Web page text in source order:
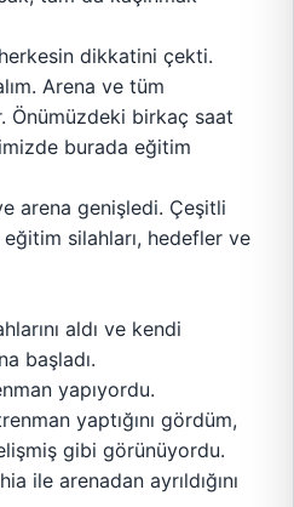
dikkatini çekti.
Arena ve tüm
Önümüzdeki birkaç saat
burada eğitim
arena genişledi. Çeşitli
silahları, hedefler ve
aldı ve kendi
başladı.
yapıyordu.
yaptığını gördüm,
gibi görünüyordu.
ile arenadan ayrıldığını